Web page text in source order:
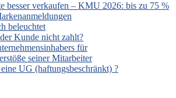
besser verkaufen – KMU 2026: bis zu 75 %
beleuchtet
Kunde nicht zahlt?
für
seiner Mitarbeiter
UG (haftungsbeschränkt) ?